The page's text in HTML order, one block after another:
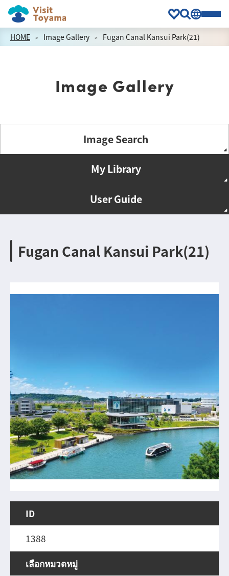
HOME Image Gallery Fugan Canal Kansui Park(21)
Image Gallery
Image Search
My Library
User Guide
Fugan Canal Kansui Park(21)
ID
1388
เลือกหมวดหมู่